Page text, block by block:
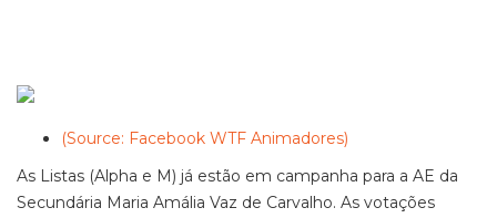
(Source: Facebook WTF Animadores)
As Listas (Alpha e M) já estão em campanha para a AE da
Secundária Maria Amália Vaz de Carvalho. As votações